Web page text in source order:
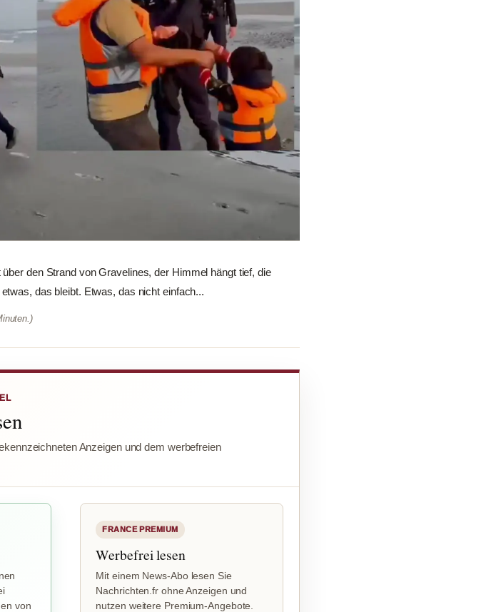
den Strand von Gravelines, der Himmel hängt tief, die
das bleibt. Etwas, das nicht einfach...
Anzeigen und dem werbefreien
von
FRANCE PREMIUM
Werbefrei lesen
Mit einem News-Abo lesen Sie
Nachrichten.fr ohne Anzeigen und
nutzen weitere Premium-Angebote.